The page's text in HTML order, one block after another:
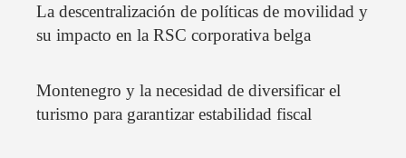
La descentralización de políticas de movilidad y
su impacto en la RSC corporativa belga
Montenegro y la necesidad de diversificar el
turismo para garantizar estabilidad fiscal